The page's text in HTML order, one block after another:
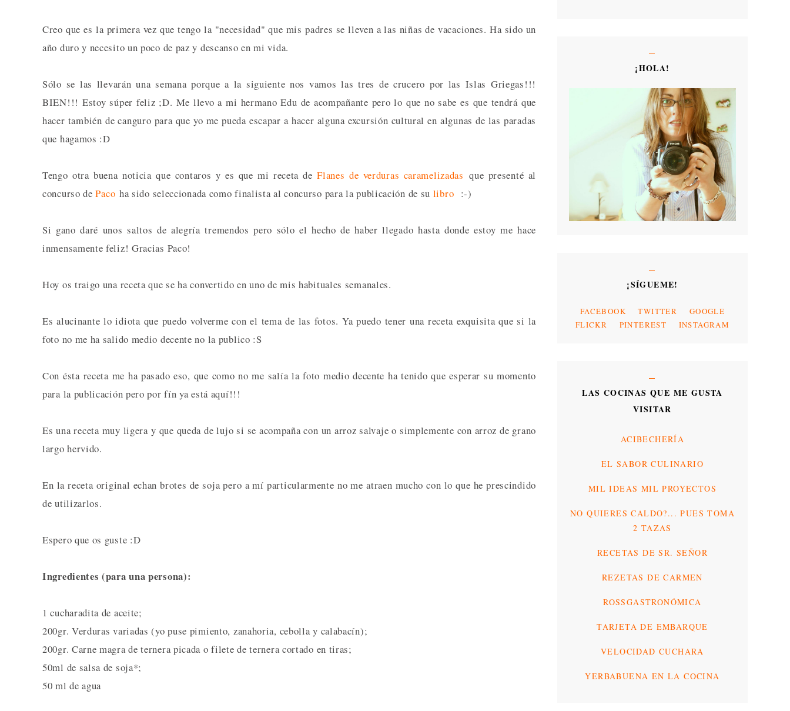
Creo que es la primera vez que tengo la "necesidad" que mis padres se lleven a las niñas de vacaciones. Ha sido un
año duro y necesito un poco de paz y descanso en mi vida.
Sólo se las llevarán una semana porque a la siguiente nos vamos las tres de crucero por las Islas Griegas!!!
BIEN!!! Estoy súper feliz ;D. Me llevo a mi hermano Edu de acompañante pero lo que no sabe es que tendrá que
hacer también de canguro para que yo me pueda escapar a hacer alguna excursión cultural en algunas de las paradas
que hagamos :D
Tengo otra buena noticia que contaros y es que mi receta deFlanes de verduras caramelizadas que presenté al
concurso dePaco ha sido seleccionada como finalista al concurso para la publicación de su libro :-)
Si gano daré unos saltos de alegría tremendos pero sólo el hecho de haber llegado hasta donde estoy me hace
inmensamente feliz! Gracias Paco!
Hoy os traigo una receta que se ha convertido en uno de mis habituales semanales.
Es alucinante lo idiota que puedo volverme con el tema de las fotos. Ya puedo tener una receta exquisita que si la
foto no me ha salido medio decente no la publico :S
Con ésta receta me ha pasado eso, que como no me salía la foto medio decente ha tenido que esperar su momento
para la publicación pero por fín ya está aquí!!!
Es una receta muy ligera y que queda de lujo si se acompaña con un arroz salvaje o simplemente con arroz de grano
largo hervido.
En la receta original echan brotes de soja pero a mí particularmente no me atraen mucho con lo que he prescindido
de utilizarlos.
Espero que os guste :D
Ingredientes (para una persona):
1 cucharadita de aceite;
200gr. Verduras variadas (yo puse pimiento, zanahoria, cebolla y calabacín);
200gr. Carne magra de ternera picada o filete de ternera cortado en tiras;
50ml de salsa de soja*;
50 ml de agua
¡HOLA!
¡SÍGUEME!
FACEBOOK TWITTER
GOOGLE
FLICKR
PINTEREST INSTAGRAM
LAS COCINAS QUE ME GUSTA
VISITAR
ACIBECHERÍA
EL SABOR CULINARIO
MIL IDEAS MIL PROYECTOS
NO QUIERES CALDO?... PUES TOMA
2 TAZAS
RECETAS DE SR. SEÑOR
REZETAS DE CARMEN
ROSSGASTRONÓMICA
TARJETA DE EMBARQUE
VELOCIDAD CUCHARA
YERBABUENA EN LA COCINA